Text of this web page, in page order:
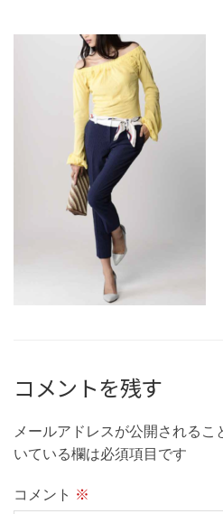
コメントを残す
メールアドレスが公開されるこ
いている欄は必須項目です
コメント ※